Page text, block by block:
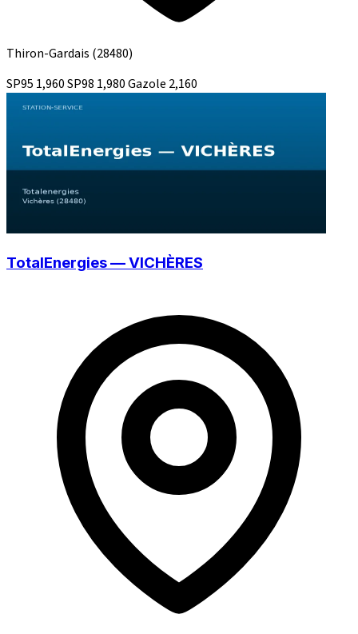
Thiron-Gardais (28480)
SP95 1,960SP98 1,980Gazole 2,160
TotalEnergies — VICHÈRES